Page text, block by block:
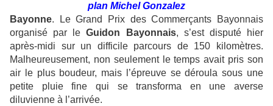
plan Michel Gonzalez
Bayonne. Le Grand Prix des Commerçants Bayonnais
organisé par leGuidon Bayonnais, s’est disputé hier
après-midi sur un difficile parcours de 150 kilomètres.
Malheureusement, non seulement le temps avait pris son
air le plus boudeur, mais l’épreuve se déroula sous une
petite pluie fine qui se transforma en une averse
diluvienne à l’arrivée.